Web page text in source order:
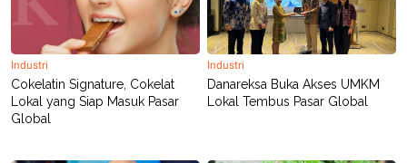
Industri
Cokelatin Signature, Cokelat
Lokal yang Siap Masuk Pasar
Global
Industri
Danareksa Buka Akses UMKM
Lokal Tembus Pasar Global